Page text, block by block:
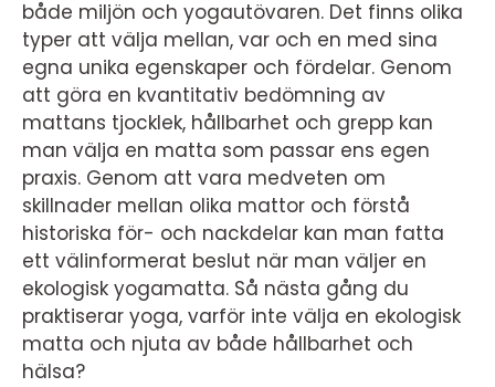
både miljön och yogautövaren. Det finns olika
typer att välja mellan, var och en med sina
egna unika egenskaper och fördelar. Genom
att göra en kvantitativ bedömning av
mattans tjocklek, hållbarhet och grepp kan
man välja en matta som passar ens egen
praxis. Genom att vara medveten om
skillnader mellan olika mattor och förstå
historiska för- och nackdelar kan man fatta
ett välinformerat beslut när man väljer en
ekologisk yogamatta. Så nästa gång du
praktiserar yoga, varför inte välja en ekologisk
matta och njuta av både hållbarhet och
hälsa?